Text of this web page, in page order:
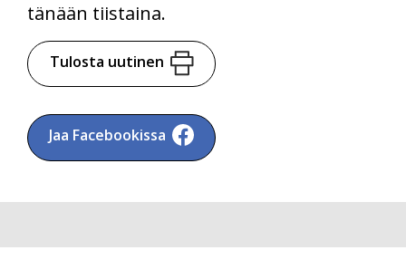
tänään tiistaina.
Tulosta uutinen
Jaa Facebookissa